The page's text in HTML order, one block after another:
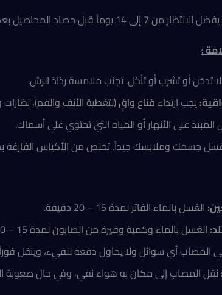
يفضل الانتظار من 7 إلى 14 يوماً قبل حصاد المحاصيل بعد الرش.
:
لا تدخن أو تشرب أو تأكل. تجنب ملامسة رذاذ الرش.
يجب ارتداء قناع واقٍ (لتغطية الأنف والفم)، نظارات
المبيد على الأنهار أو المياه التي تحتوي على أسماك.
جسمك وملابسك جيداً. تخلص من الأكياس الفارغة
الغسل بالماء الفاتر لمدة 15 – 20 دقيقة.
الغسل بالماء وكمية وفيرة من الصابون لمدة 15 – 20 دقيقة.
المصاب أي سوائل ولا يحاول دفعه للقيء، وينقل
نقل المصاب إلى مكان به هواء نقي، وفي حال